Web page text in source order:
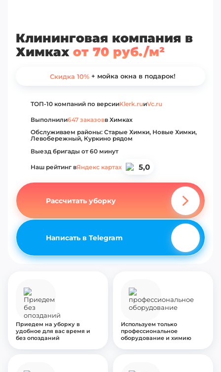
Клининговая компания в
Химках от 70 руб./м²
Скидка 10%+ мойка окна в подарок!
ТОП-10 компаний по версииKlerk.ruиVc.ru
Выполнили647 заказовв Химках
Обслуживаем районы: Старые Химки, Новые Химки,
Левобережный, Куркино рядом
Выезд бригады от 60 минут
Наш рейтинг вЯндекс картах 5,0
Рассчитать уборку
Написать в Telegram
Приедем на уборку в
удобное для вас время и
без опозданий
Используем только
профессиональное
оборудование и химию